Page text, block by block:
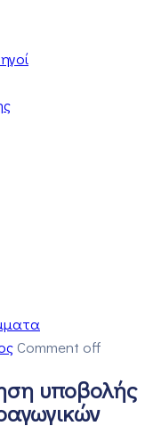
Comment off
υποβολής